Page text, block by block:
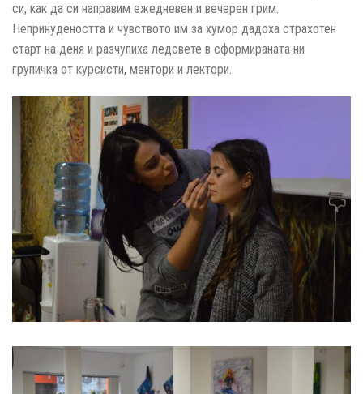
си, как да си направим ежедневен и вечерен грим.
Непринудеността и чувството им за хумор дадоха страхотен
старт на деня и разчупиха ледовете в сформираната ни
групичка от курсисти, ментори и лектори.